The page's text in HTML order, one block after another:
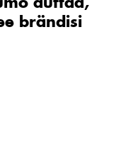
brändisi